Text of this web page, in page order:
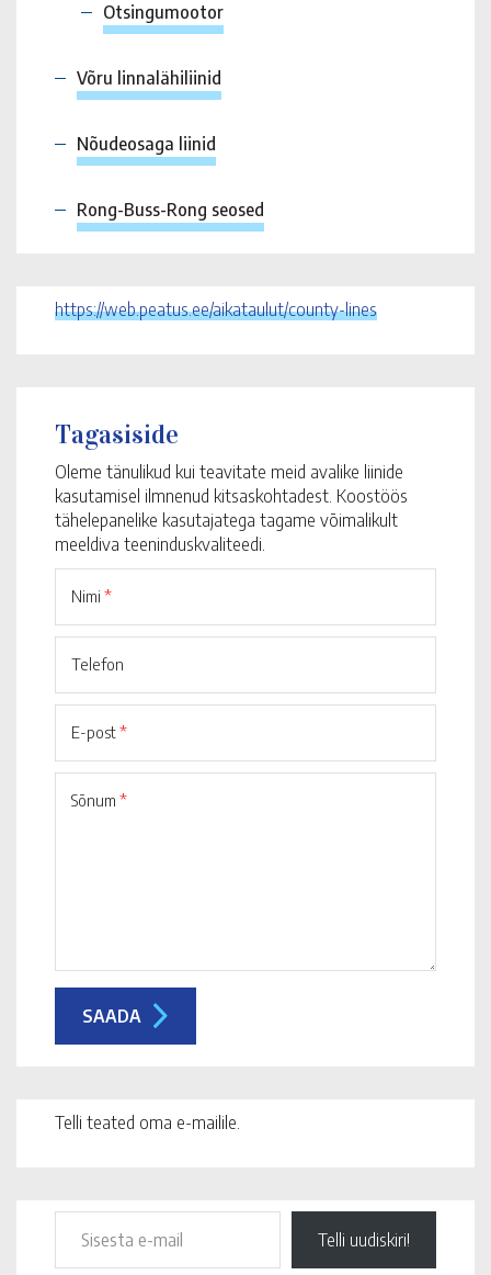
Otsingumootor
Võru linnalähiliinid
Nõudeosaga liinid
Rong-Buss-Rong seosed
https://web.peatus.ee/aikataulut/county-lines
Tagasiside
Oleme tänulikud kui teavitate meid avalike liinide
kasutamisel ilmnenud kitsaskohtadest. Koostöös
tähelepanelike kasutajatega tagame võimalikult
meeldiva teeninduskvaliteedi.
Nimi *
Telefon
E-post*
Sõnum *
Telli teated oma e-mailile.
Telli uudiskiri!